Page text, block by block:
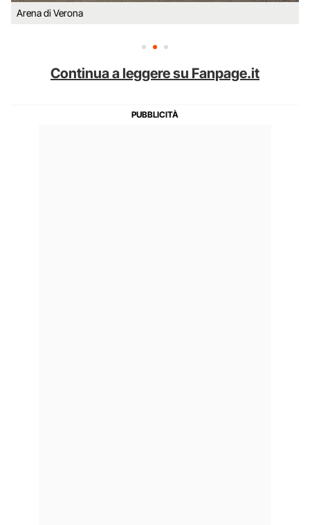
Arena di Verona
Continua a leggere su Fanpage.it